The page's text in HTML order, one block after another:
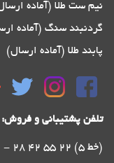
نیم ست طلا (آماده
گردنبند سنگ (آماده
پابند طلا (آماده ارسال)
تلفن پشتیبانی و فروش:
021 - 28 42 55 22 (5 خط)